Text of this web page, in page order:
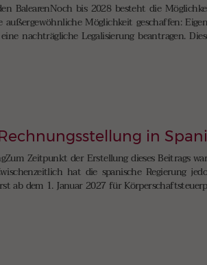
BalearenNoch bis 2028 besteht die
Möglichkeit geschaffen:
nachträgliche Legalisierung beantragen.
in
Zeitpunkt der Erstellung dieses Beitrags
hat die spanische Regierung
ab dem 1. Januar 2027 für